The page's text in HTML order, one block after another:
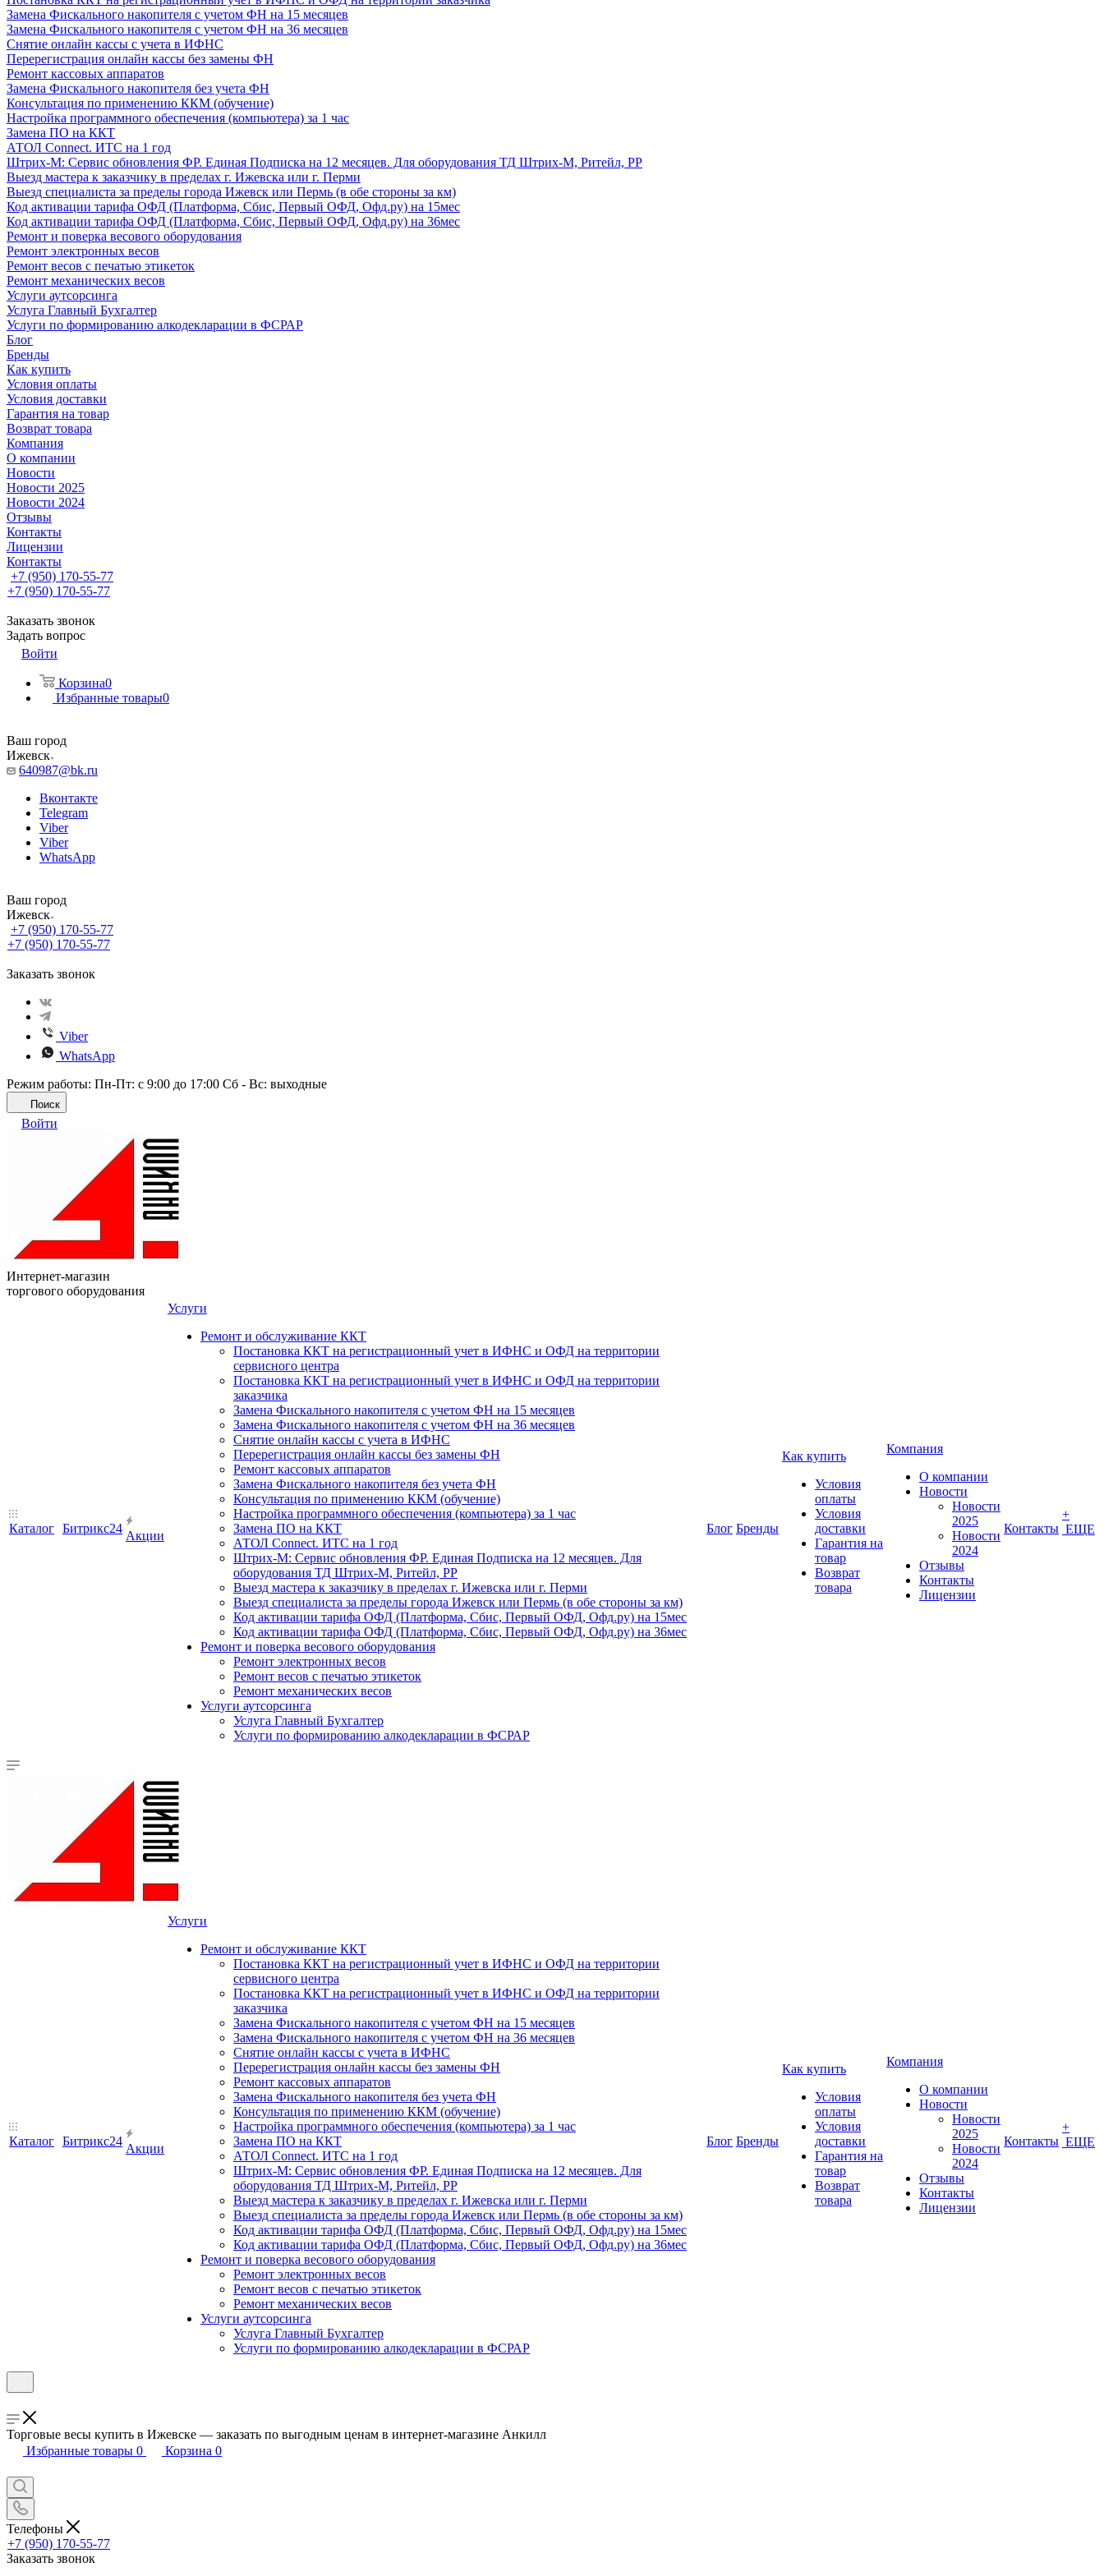
Замена Фискального накопителя с учетом ФН на 15 месяцев
Замена Фискального накопителя с учетом ФН на 36 месяцев
Снятие онлайн кассы с учета в ИФНС
Перерегистрация онлайн кассы без замены ФН
Ремонт кассовых аппаратов
Замена Фискального накопителя без учета ФН
Консультация по применению ККМ (обучение)
Настройка программного обеспечения (компьютера) за 1 час
Замена ПО на ККТ
АТОЛ Connect. ИТС на 1 год
Штрих-М: Сервис обновления ФР. Единая Подписка на 12 месяцев. Для оборудования ТД Штрих-М, Ритейл, РР
Выезд мастера к заказчику в пределах г. Ижевска или г. Перми
Выезд специалиста за пределы города Ижевск или Пермь (в обе стороны за км)
Код активации тарифа ОФД (Платформа, Сбис, Первый ОФД, Офд.ру) на 15мес
Код активации тарифа ОФД (Платформа, Сбис, Первый ОФД, Офд.ру) на 36мес
Ремонт и поверка весового оборудования
Ремонт электронных весов
Ремонт весов с печатью этикеток
Ремонт механических весов
Услуги аутсорсинга
Услуга Главный Бухгалтер
Услуги по формированию алкодекларации в ФСРАР
Блог
Бренды
Как купить
Условия оплаты
Условия доставки
Гарантия на товар
Возврат товара
Компания
О компании
Новости
Новости 2025
Новости 2024
Отзывы
Контакты
Лицензии
Контакты
+7 (950) 170-55-77
+7 (950) 170-55-77
Заказать звонок
Задать вопрос
Войти
Корзина0
Избранные товары0
Ваш город
Ижевск
640987@bk.ru
Вконтакте
Telegram
Viber
Viber
WhatsApp
Ваш город
Ижевск
+7 (950) 170-55-77
+7 (950) 170-55-77
Заказать звонок
Viber
WhatsApp
Режим работы: Пн-Пт: с 9:00 до 17:00 Сб - Вс: выходные
Поиск
Войти
Интернет-магазин
торгового оборудования
Каталог Битрикс24
Акции
Услуги
Ремонт и обслуживание ККТ
Постановка ККТ на регистрационный учет в ИФНС и ОФД на территории
сервисного центра
Постановка ККТ на регистрационный учет в ИФНС и ОФД на территории
заказчика
Замена Фискального накопителя с учетом ФН на 15 месяцев
Замена Фискального накопителя с учетом ФН на 36 месяцев
Снятие онлайн кассы с учета в ИФНС
Перерегистрация онлайн кассы без замены ФН
Ремонт кассовых аппаратов
Замена Фискального накопителя без учета ФН
Консультация по применению ККМ (обучение)
Настройка программного обеспечения (компьютера) за 1 час
Замена ПО на ККТ
АТОЛ Connect. ИТС на 1 год
Штрих-М: Сервис обновления ФР. Единая Подписка на 12 месяцев. Для
оборудования ТД Штрих-М, Ритейл, РР
Выезд мастера к заказчику в пределах г. Ижевска или г. Перми
Выезд специалиста за пределы города Ижевск или Пермь (в обе стороны за км)
Код активации тарифа ОФД (Платформа, Сбис, Первый ОФД, Офд.ру) на 15мес
Код активации тарифа ОФД (Платформа, Сбис, Первый ОФД, Офд.ру) на 36мес
Ремонт и поверка весового оборудования
Ремонт электронных весов
Ремонт весов с печатью этикеток
Ремонт механических весов
Услуги аутсорсинга
Услуга Главный Бухгалтер
Услуги по формированию алкодекларации в ФСРАР
Блог Бренды
Как купить
Условия
оплаты
Условия
доставки
Гарантия на
товар
Возврат
товара
Компания
О компании
Новости
Новости
2025
Новости
2024
Отзывы
Контакты
Лицензии
Контакты
+
ЕЩЕ
Каталог Битрикс24
Акции
Услуги
Ремонт и обслуживание ККТ
Постановка ККТ на регистрационный учет в ИФНС и ОФД на территории
сервисного центра
Постановка ККТ на регистрационный учет в ИФНС и ОФД на территории
заказчика
Замена Фискального накопителя с учетом ФН на 15 месяцев
Замена Фискального накопителя с учетом ФН на 36 месяцев
Снятие онлайн кассы с учета в ИФНС
Перерегистрация онлайн кассы без замены ФН
Ремонт кассовых аппаратов
Замена Фискального накопителя без учета ФН
Консультация по применению ККМ (обучение)
Настройка программного обеспечения (компьютера) за 1 час
Замена ПО на ККТ
АТОЛ Connect. ИТС на 1 год
Штрих-М: Сервис обновления ФР. Единая Подписка на 12 месяцев. Для
оборудования ТД Штрих-М, Ритейл, РР
Выезд мастера к заказчику в пределах г. Ижевска или г. Перми
Выезд специалиста за пределы города Ижевск или Пермь (в обе стороны за км)
Код активации тарифа ОФД (Платформа, Сбис, Первый ОФД, Офд.ру) на 15мес
Код активации тарифа ОФД (Платформа, Сбис, Первый ОФД, Офд.ру) на 36мес
Ремонт и поверка весового оборудования
Ремонт электронных весов
Ремонт весов с печатью этикеток
Ремонт механических весов
Услуги аутсорсинга
Услуга Главный Бухгалтер
Услуги по формированию алкодекларации в ФСРАР
Блог Бренды
Как купить
Условия
оплаты
Условия
доставки
Гарантия на
товар
Возврат
товара
Компания
О компании
Новости
Новости
2025
Новости
2024
Отзывы
Контакты
Лицензии
Контакты
+
ЕЩЕ
Торговые весы купить в Ижевске — заказать по выгодным ценам в интернет-магазине Анкилл
Избранные товары 0 Корзина 0
Телефоны
+7 (950) 170-55-77
Заказать звонок